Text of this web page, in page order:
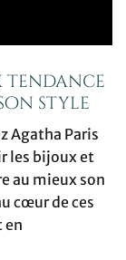
tendance
style
Agatha Paris
les bijoux et
au mieux son
cœur de ces
en